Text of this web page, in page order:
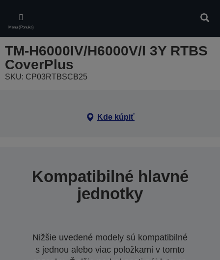
main
content
Menu (Ponuka)
TM-H6000IV/H6000V/I 3Y RTBS
CoverPlus
SKU: CP03RTBSCB25
Kde kúpiť
Kompatibilné hlavné
jednotky
Nižšie uvedené modely sú kompatibilné
s jednou alebo viac položkami v tomto